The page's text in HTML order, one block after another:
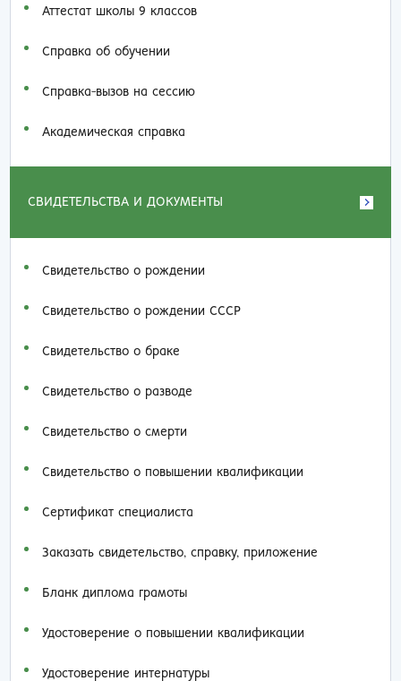
Аттестат школы 9 классов
Справка об обучении
Справка-вызов на сессию
Академическая справка
СВИДЕТЕЛЬСТВА И ДОКУМЕНТЫ
Свидетельство о рождении
Свидетельство о рождении СССР
Свидетельство о браке
Свидетельство о разводе
Свидетельство о смерти
Свидетельство о повышении квалификации
Сертификат специалиста
Заказать cвидетельство, справку, приложение
Бланк диплома грамоты
Удостоверение о повышении квалификации
Удостоверение интернатуры